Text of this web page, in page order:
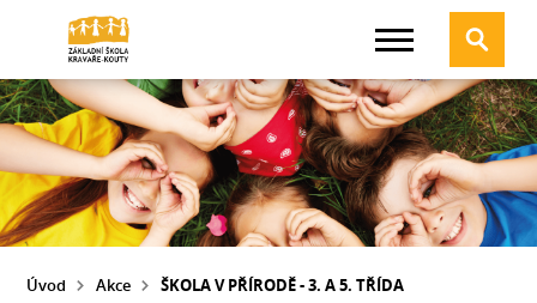
Úvod Akce ŠKOLA V PŘÍRODĚ - 3. A 5. TŘÍDA